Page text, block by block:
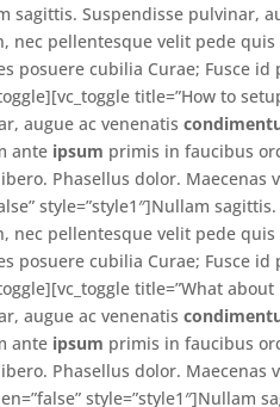
sagittis. Suspendisse pulvinar,
nec pellentesque velit pede
posuere cubilia Curae; Fusce
title=”How to
augue ac venenatis
ante ipsum primis in faucibus
Phasellus dolor. Maecenas
style=”style1″]Nullam
nec pellentesque velit pede
posuere cubilia Curae; Fusce
title=”What about
augue ac venenatis
ante ipsum primis in faucibus
Phasellus dolor. Maecenas
style=”style1″]Nullam